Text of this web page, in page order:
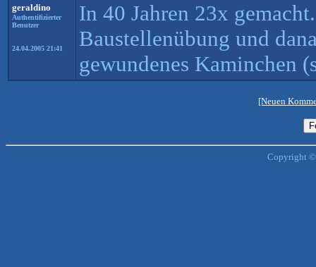
geraldino
Authentifizierter
Benutzer
24.04.2005 21:41
In 40 Jahren 23x
Baustellenübung und
gewundenes Kaminchen
[Neuen
Copyright ©